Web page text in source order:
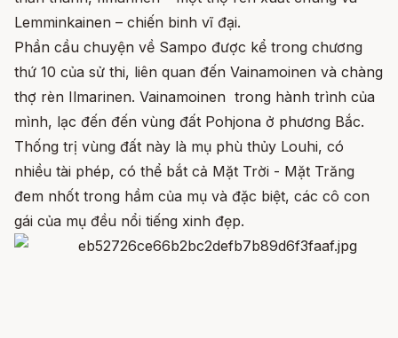
Lemminkainen – chiến binh vĩ đại.
Phần cầu chuyện về Sampo được kể trong chương
thứ 10 của sử thi, liên quan đến Vainamoinen và chàng
thợ rèn Ilmarinen. Vainamoinen trong hành trình của
mình, lạc đến đến vùng đất Pohjona ở phương Bắc.
Thống trị vùng đất này là mụ phù thủy Louhi, có
nhiều tài phép, có thể bắt cả Mặt Trời - Mặt Trăng
đem nhốt trong hầm của mụ và đặc biệt, các cô con
gái của mụ đều nổi tiếng xinh đẹp.